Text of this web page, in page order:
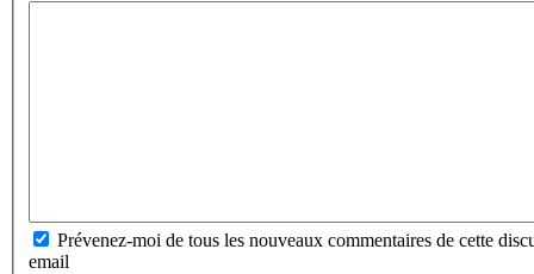
Prévenez-moi de tous les nouveaux commentaires de cette
email